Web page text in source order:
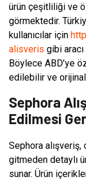
ürün çeşitliliği ve
görmektedir.
kullanıcılar için
alisveris gibi
Böylece ABD’ye
edilebilir ve orijinal
Sephora
Edilmesi
Sephora
gitmeden detaylı
sunar. Ürün